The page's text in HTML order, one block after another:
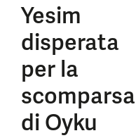
Yesim
disperata
per la
scomparsa
di Oyku